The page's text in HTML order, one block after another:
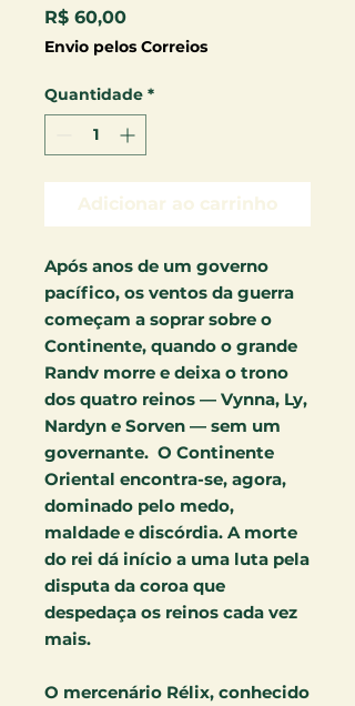
R$ 60,00Preço
Envio pelos Correios
Quantidade *
Adicionar ao carrinho
Após anos de um governo
pacífico, os ventos da guerra
começam a soprar sobre o
Continente, quando o grande
Randv morre e deixa o trono
dos quatro reinos — Vynna, Ly,
Nardyn e Sorven — sem um
governante. O Continente
Oriental encontra-se, agora,
dominado pelo medo,
maldade e discórdia. A morte
do rei dá início a uma luta pela
disputa da coroa que
despedaça os reinos cada vez
mais.
O mercenário Rélix, conhecido